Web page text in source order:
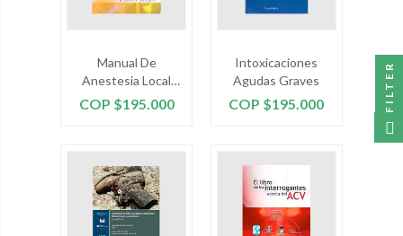
Manual De
Anestesia Local
5ed 2006
Precio
COP $195.000
Intoxicaciones
Agudas Graves
Precio
COP $195.000 FILTER